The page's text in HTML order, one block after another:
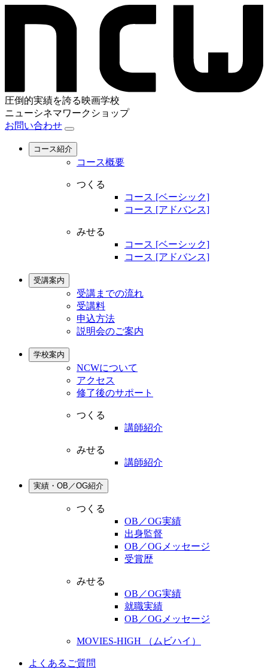
圧倒的実績を誇る映画学校
ニューシネマワークショップ
お問い合わせ
コース紹介
コース概要
つくる
コース [ベーシック]
コース [アドバンス]
みせる
コース [ベーシック]
コース [アドバンス]
受講案内
受講までの流れ
受講料
申込方法
説明会のご案内
学校案内
NCWについて
アクセス
修了後のサポート
つくる
講師紹介
みせる
講師紹介
実績・OB／OG紹介
つくる
OB／OG実績
出身監督
OB／OGメッセージ
受賞歴
みせる
OB／OG実績
就職実績
OB／OGメッセージ
MOVIES-HIGH （ムビハイ）
よくあるご質問